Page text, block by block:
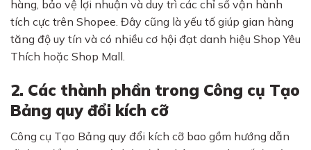
hàng, bảo vệ lợi nhuận và duy trì các chỉ số vận hành
tích cực trên Shopee. Đây cũng là yếu tố giúp gian hàng
tăng độ uy tín và có nhiều cơ hội đạt danh hiệu Shop Yêu
Thích hoặc Shop Mall.
2. Các thành phần trong Công cụ Tạo
Bảng quy đổi kích cỡ
Công cụ Tạo Bảng quy đổi kích cỡ bao gồm hướng dẫn